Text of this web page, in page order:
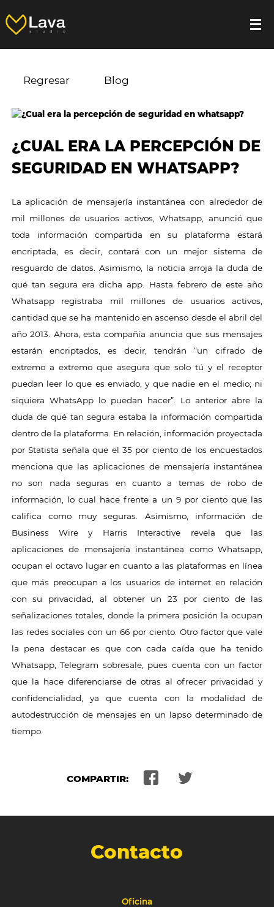
Regresar Blog
¿CUAL ERA LA PERCEPCIÓN DE
SEGURIDAD EN WHATSAPP?
La aplicación de mensajería instantánea con alrededor de
mil millones de usuarios activos, Whatsapp, anunció que
toda información compartida en su plataforma estará
encriptada, es decir, contará con un mejor sistema de
resguardo de datos. Asimismo, la noticia arroja la duda de
qué tan segura era dicha app. Hasta febrero de este año
Whatsapp registraba mil millones de usuarios activos,
cantidad que se ha mantenido en ascenso desde el abril del
año 2013. Ahora, esta compañía anuncia que sus mensajes
estarán encriptados, es decir, tendrán “un cifrado de
extremo a extremo que asegura que solo tú y el receptor
puedan leer lo que es enviado, y que nadie en el medio; ni
siquiera WhatsApp lo puedan hacer”. Lo anterior abre la
duda de qué tan segura estaba la información compartida
dentro de la plataforma. En relación, información proyectada
por Statista señala que el 35 por ciento de los encuestados
menciona que las aplicaciones de mensajería instantánea
no son nada seguras en cuanto a temas de robo de
información, lo cual hace frente a un 9 por ciento que las
califica como muy seguras. Asimismo, información de
Business Wire y Harris Interactive revela que las
aplicaciones de mensajería instantánea como Whatsapp,
ocupan el octavo lugar en cuanto a las plataformas en línea
que más preocupan a los usuarios de internet en relación
con su privacidad, al obtener un 23 por ciento de las
señalizaciones totales, donde la primera posición la ocupan
las redes sociales con un 66 por ciento. Otro factor que vale
la pena destacar es que con cada caída que ha tenido
Whatsapp, Telegram sobresale, pues cuenta con un factor
que la hace diferenciarse de otras al ofrecer privacidad y
confidencialidad, ya que cuenta con la modalidad de
autodestrucción de mensajes en un lapso determinado de
tiempo.
COMPARTIR:
Contacto
Oficina